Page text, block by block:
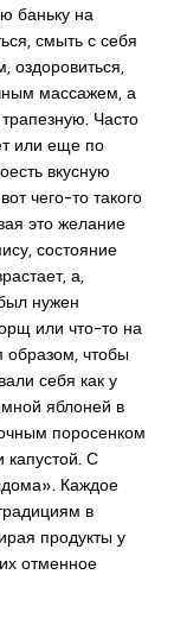
баньку на
смыть с себя
оздоровиться,
массажем, а
Часто
или еще по
вкусную
чего-то такого
это желание
состояние
а,
нужен
или что-то на
чтобы
себя как у
яблоней в
поросенком
С
Каждое
в
продукты у
отменное